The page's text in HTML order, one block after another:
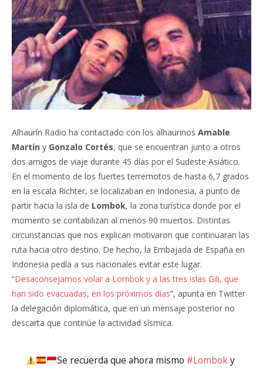
Alhaurín Radio ha contactado con los alhaurinos Amable
Martín y Gonzalo Cortés, que se encuentran junto a otros
dos amigos de viaje durante 45 días por el Sudeste Asiático.
En el momento de los fuertes terremotos de hasta 6,7 grados
en la escala Richter, se localizaban en Indonesia, a punto de
partir hacia la isla de Lombok, la zona turística donde por el
momento se contabilizan al menos 90 muertos. Distintas
circunstancias que nos explican motivaron que continuaran las
ruta hacia otro destino. De hecho, la Embajada de España en
Indonesia pedía a sus nacionales evitar este lugar.
“Desaconsejamos volar a Lombok y a las tres islas Gili, que
han sido evacuadas, en los próximos días”, apunta en Twitter
la delegación diplomática, que en un mensaje posterior no
descarta que continúe la actividad sísmica.
Se recuerda que ahora mismo #Lomboky